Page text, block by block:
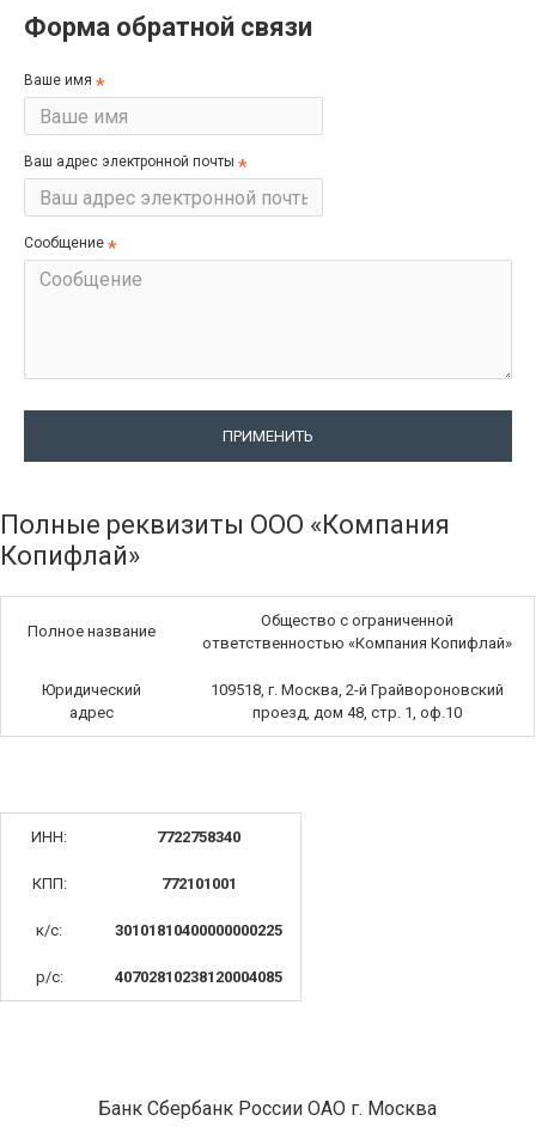
Форма обратной связи
Ваше имя
Ваш адрес электронной почты
Сообщение
ПРИМЕНИТЬ
Полные реквизиты ООО «Компания
Копифлай»
Полное название
Общество с ограниченной
ответственностью «Компания Копифлай»
Юридический
адрес
109518, г. Москва, 2-й Грайвороновский
проезд, дом 48, стр. 1, оф.10
ИНН: 7722758340
КПП: 772101001
к/с: 30101810400000000225
р/с: 40702810238120004085
Банк Сбербанк России ОАО г. Москва